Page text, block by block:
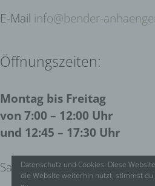
E-Mail info@bender-
Öffnungszeiten:
Montag bis Freitag
von 7:00 – 12:00 Uhr
und 12:45 – 17:30 Uhr
Samstags nach Vereinbarung
Datenschutz und Cookies: Diese
die Website weiterhin nutzt, stimmst du
natürliche Person
Person
indirekt,
einem Namen, zu
Kennnummer, zu
zu einer Online-
einem oder
physischen,
genetischen,